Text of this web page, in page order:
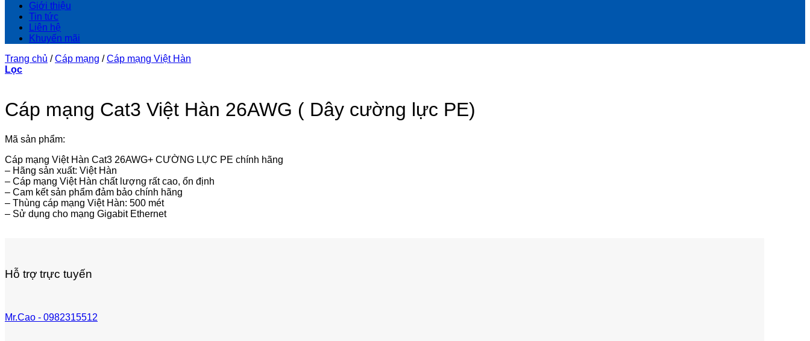
Giới thiệu
Tin tức
Liên hệ
Khuyến mãi
Trang chủ / Cáp mạng / Cáp mạng Việt Hàn
Lọc
Cáp mạng Cat3 Việt Hàn 26AWG ( Dây cường lực PE)
Mã sản phẩm:
Cáp mạng Việt Hàn Cat3 26AWG+ CƯỜNG LỰC PE chính hãng
– Hãng sản xuất: Việt Hàn
– Cáp mạng Việt Hàn chất lượng rất cao, ổn định
– Cam kết sản phẩm đảm bảo chính hãng
– Thùng cáp mạng Việt Hàn: 500 mét
– Sử dụng cho mạng Gigabit Ethernet
Hỗ trợ trực tuyến
Mr.Cao - 0982315512